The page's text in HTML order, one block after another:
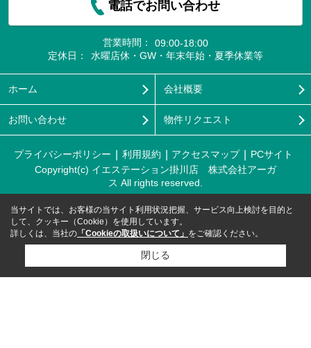
電話でお問い合わせ
営業時間：
09:00-18:00
定休日：
水曜店休・GW・年末年始・夏季休業等
ホーム 会社概要
お問い合わせ 物件リクエスト
プライバシーポリシー 利用規約 アクセスマップ
PCサイト
Copyright(c) イエステーション掛川店 株式会社アーガ
ス All rights reserved.
当サイトでは、お客様の当サイト利用状況把握、サービス向上検討を目的と
して、クッキー（Cookie）を使用しています。
詳しくは、当社の 「Cookieの取扱いについて」 をご確認ください。
閉じる